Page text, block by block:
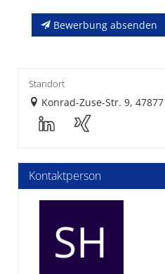
Bewerbung absenden
Standort
Konrad-Zuse-Str. 9,
Kontaktperson